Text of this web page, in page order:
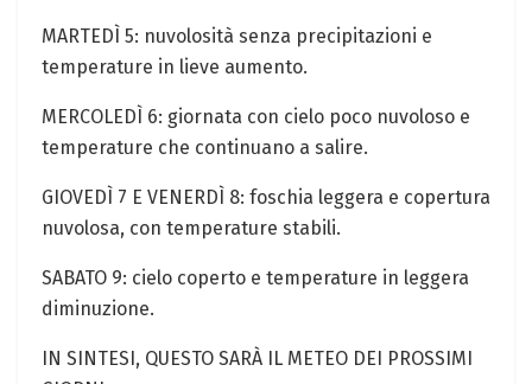
MARTEDÌ 5: nuvolosità senza precipitazioni e
temperature​ in lieve aumento.
MERCOLEDÌ ⁢6: giornata con cielo poco nuvoloso e
temperature che continuano a salire.
GIOVEDÌ 7 E VENERDÌ 8: foschia leggera e copertura
nuvolosa, con temperature stabili.
SABATO 9: cielo coperto e⁤ temperature in leggera
diminuzione.
IN SINTESI, QUESTO SARÀ IL METEO DEI PROSSIMI